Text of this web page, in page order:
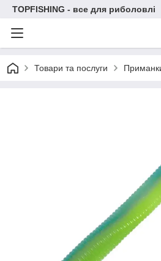
TOPFISHING - все для риболовлі
Товари та послуги